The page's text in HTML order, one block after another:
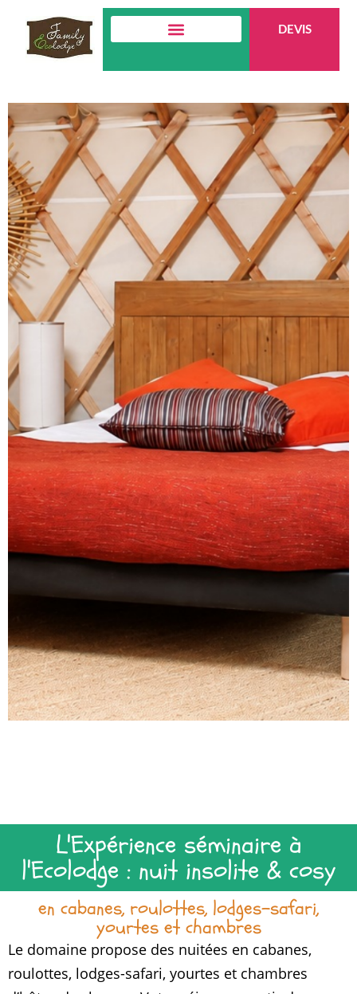
DEVIS
Cabanes, yourtes, roulottes, tentes
safari, gîte et chambres d'hôtes : un
“village” rien que pour votre équipe.
Confort simple, chaleur du bois,
grandes tablées, veillées au coin du
feu et écogestes concrets. Pour votre
projet de séminaire en écolodge,
l'hébergement devient un levier de
cohésion : on se retrouve, on respire,
réunions sont plus efficaces. Choisir
L'Expérience séminaire à
l'Ecolodge : nuit insolite & cosy
en cabanes, roulottes, lodges-safari,
yourtes et chambres
Le domaine propose des nuitées en cabanes,
roulottes, lodges-safari, yourtes et chambres